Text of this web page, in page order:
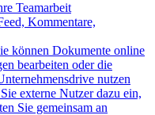
Teamarbeit
Kommentare,
können Dokumente online
bearbeiten oder die
nutzen
externe Nutzer dazu ein,
Sie gemeinsam an